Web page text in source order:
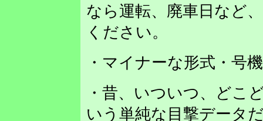
なら運転、廃車日など
ください。
・マイナーな形式・号
・昔、いついつ、どこ
いう単純な目撃データ